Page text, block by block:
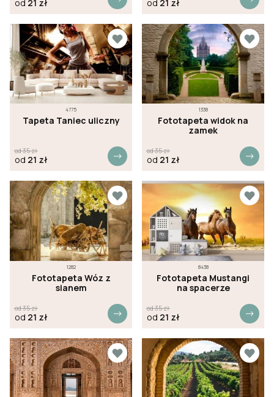
od 21 zł od 21 zł
4775
Tapeta Taniec uliczny
od35zł
od 21 zł
1338
Fototapeta widok na
zamek
od35zł
od 21 zł
1282
Fototapeta Wóz z
sianem
od35zł
od 21 zł
8438
Fototapeta Mustangi
na spacerze
od35zł
od 21 zł